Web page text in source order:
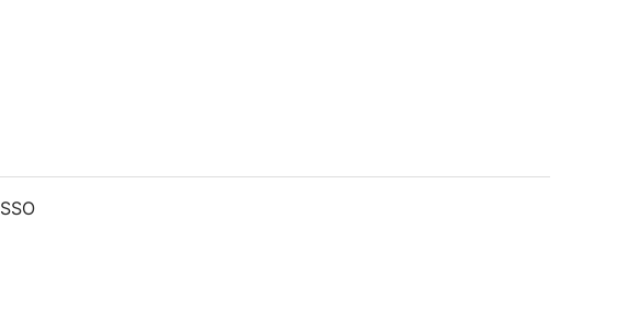
SSO